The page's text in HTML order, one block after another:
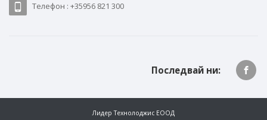
Телефон : +35956 821 300
Последвай ни:
Лидер Технолоджис ЕООД